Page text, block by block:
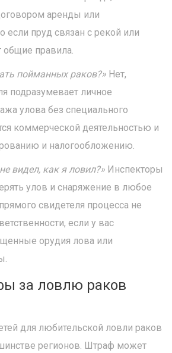
аренды или
если пруд связан с рекой или
общие правила.
пойманных раков?» Нет,
подразумевает личное
улова без специального
коммерческой деятельностью и
и налогообложению.
видел, как я ловил?» Инспекторы
улов и снаряжение в любое
свидетеля процесса не
если у вас
орудия лова или
за ловлю раков
для любительской ловли раков
регионов. Штраф может